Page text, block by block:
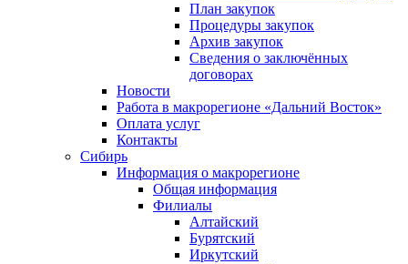
План закупок
Процедуры закупок
Архив закупок
Сведения о заключённых
договорах
Новости
Работа в макрорегионе «Дальний Восток»
Оплата услуг
Контакты
Сибирь
Информация о макрорегионе
Общая информация
Филиалы
Алтайский
Бурятский
Иркутский